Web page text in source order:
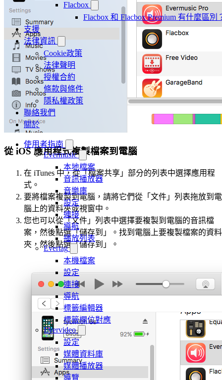
Flacbox
Flacbox 和 Flacbox Premium 有什麼區別
支援
法律資訊
Cookie政策
法律聲明
授權合約
條款與條件
隱私權政策
聯絡我們
關於
使用者指南
Evermusic
本地檔案
音訊播放器
音樂庫
設定
連接
導航
播放列表
Evertag
本機檔案
設定
連接
導航
標籤編輯器
標籤欄位對應
Evervideo
設定
媒體資料庫
媒體播放器
導覽
從 iOS 應用程式複製檔案到電腦
在 iTunes 中，從「檔案共享」部分的列表中選擇應用程
式。
要將檔案複製到電腦，請將它們從「文件」列表拖放到電
腦上的資料夾或視窗中。
您也可以從「文件」列表中選擇要複製到電腦的音訊檔
案，然後點選「儲存到」。找到電腦上要複製檔案的資料
夾，然後點選「儲存到」。